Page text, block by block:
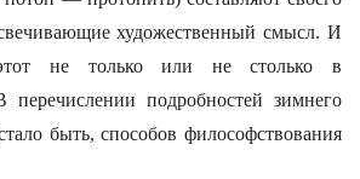
художественный смысл. И
не только или не столько в
перечислении подробностей зимнего
быть, способов философствования